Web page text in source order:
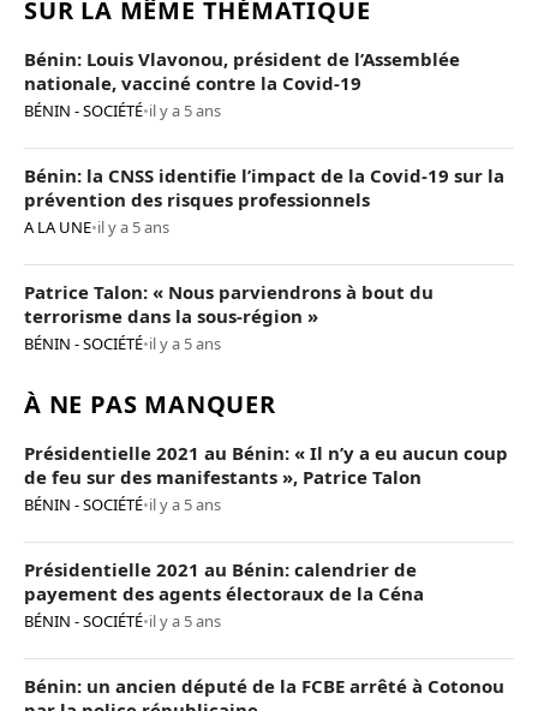
SUR LA MÊME THÉMATIQUE
Bénin: Louis Vlavonou, président de l’Assemblée
nationale, vacciné contre la Covid-19
BÉNIN - SOCIÉTÉ•il y a 5 ans
Bénin: la CNSS identifie l’impact de la Covid-19 sur la
prévention des risques professionnels
A LA UNE•il y a 5 ans
Patrice Talon: « Nous parviendrons à bout du
terrorisme dans la sous-région »
BÉNIN - SOCIÉTÉ•il y a 5 ans
À NE PAS MANQUER
Présidentielle 2021 au Bénin: « Il n’y a eu aucun coup
de feu sur des manifestants », Patrice Talon
BÉNIN - SOCIÉTÉ•il y a 5 ans
Présidentielle 2021 au Bénin: calendrier de
payement des agents électoraux de la Céna
BÉNIN - SOCIÉTÉ•il y a 5 ans
Bénin: un ancien député de la FCBE arrêté à Cotonou